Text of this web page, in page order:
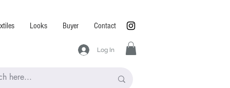
Looks Buyer Contact
Log In